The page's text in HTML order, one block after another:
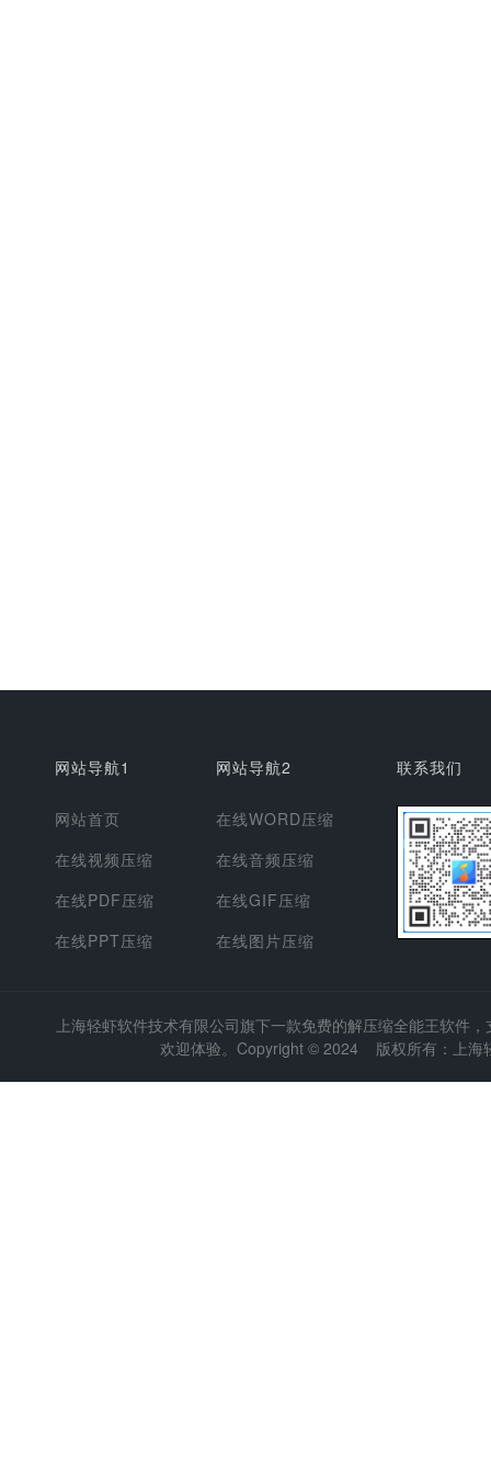
网站导航1
网站首页
在线视频压缩
在线PDF压缩
在线PPT压缩
网站导航2
在线WORD压缩
在线音频压缩
在线GIF压缩
在线图片压缩
联系我们
上海轻虾软件技术有限公司旗下一款免费的解压缩全能王软件
欢迎体验。Copyright © 2024 版权所有：上